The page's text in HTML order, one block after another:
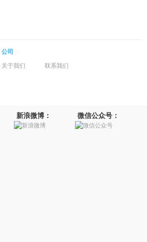
公司
关于我们
联系我们
新浪微博： 微信公众号：